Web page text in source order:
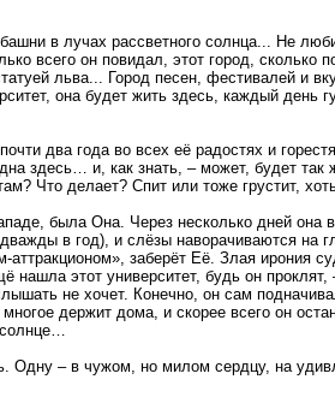
в лучах рассветного солнца... Не
всего он повидал, этот город, сколько
льва... Город песен, фестивалей и
она будет жить здесь, каждый день
два года во всех её радостях и
здесь… и, как знать, – может, будет
Что делает? Спит или тоже грустит,
была Она. Через несколько дней она
в год), и слёзы наворачиваются на
заберёт Её. Злая ирония
этот университет, будь он
не хочет. Конечно, он сам
держит дома, и скорее всего он
– в чужом, но милом сердцу, на